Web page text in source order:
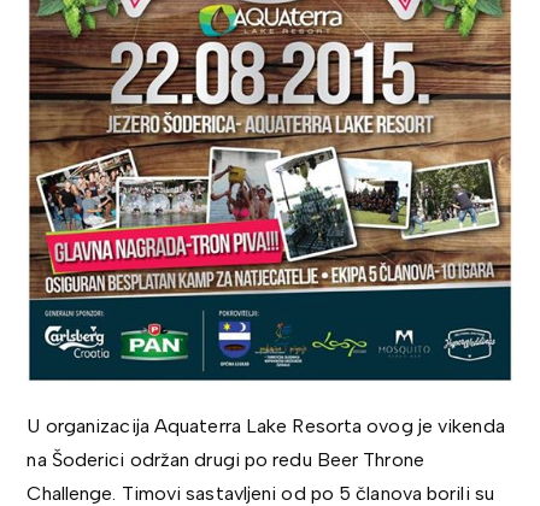
U organizacija Aquaterra Lake Resorta ovog je vikenda
na Šoderici održan drugi po redu Beer Throne
Challenge. Timovi sastavljeni od po 5 članova borili su